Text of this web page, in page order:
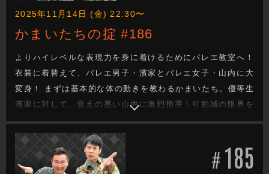
2025年11月14日 (金) 22:30〜
かまいたちの掟 #186
よりハイレベルな表現力を身に着けるためにバレエ教室へ！
衣装に着替えて、バレエ男子・濱家とバレエ女子・山内に大
変身！ まずは基本的な体の動きを教わるかまいたち。優等生
濱家に対して、覚えの悪い山内に激烈指導！可動域の限界を
超えて、正しい姿勢を無理やり叩き込まれる…！ 最後は「白
鳥の湖」を披露。しっかりと演技をする濱家に対して、ボケ
倒した結果、スベり弾け飛んだ山内は顔が引きつり過ぎたモ
ンスターと化す…。
#185